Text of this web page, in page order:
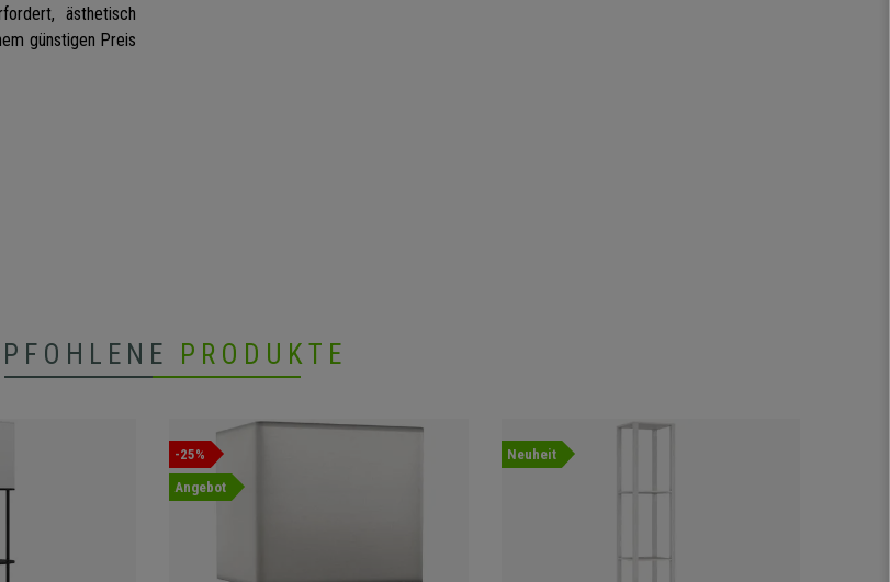
ästhetisch
günstigen Preis
PRODUKTE
-25%
Angebot
Neuheit